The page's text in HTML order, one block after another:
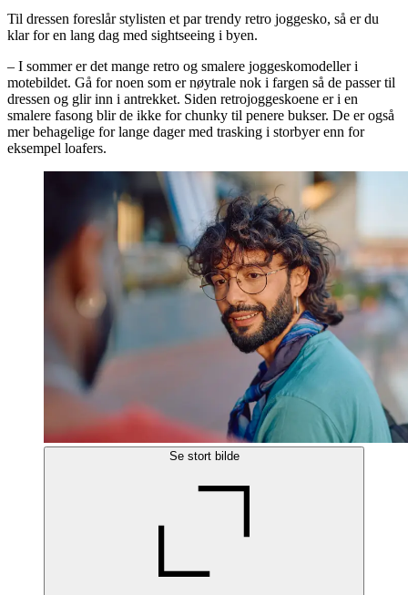
Til dressen foreslår stylisten et par trendy retro joggesko, så er du
klar for en lang dag med sightseeing i byen.
– I sommer er det mange retro og smalere joggeskomodeller i
motebildet. Gå for noen som er nøytrale nok i fargen så de passer til
dressen og glir inn i antrekket. Siden retrojoggeskoene er i en
smalere fasong blir de ikke for chunky til penere bukser. De er også
mer behagelige for lange dager med trasking i storbyer enn for
eksempel loafers.
Se stort bilde